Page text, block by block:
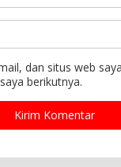
dan situs web
berikutnya.